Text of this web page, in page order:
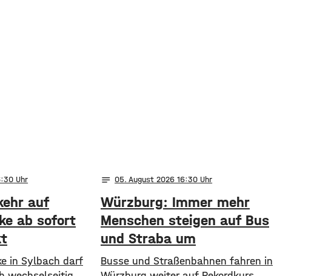
auf
ab sofort
in Sylbach darf
notes 05. August 2026 16:30
Würzburg: Immer mehr
Menschen steigen auf Bus
und Straba um
​​Busse und Straßenbahnen fahren in